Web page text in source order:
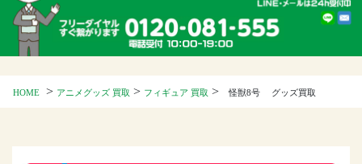
HOME > アニメグッズ 買取 > フィギュア 買取 > 怪獣8号 グッズ買取